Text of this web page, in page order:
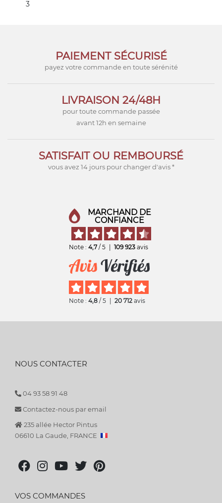
3
PAIEMENT SÉCURISÉ
payez votre commande en toute sérénité
LIVRAISON 24/48H
pour toute commande passée
avant 12h en semaine
SATISFAIT OU REMBOURSÉ
vous avez 14 jours pour changer d'avis *
MARCHAND DE
CONFIANCE
Note : 4,7 / 5 109 923 avis
Note : 4,8 / 5 20 712 avis
NOUS CONTACTER
04 93 58 91 48
Contactez-nous par email
235 allée Hector Pintus
06610 La Gaude, FRANCE
VOS COMMANDES